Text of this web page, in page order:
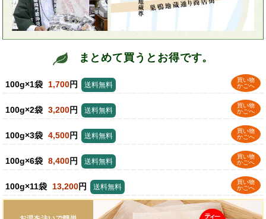
まとめて買うとお得です。
100g×1袋 1,700円
買い物
かごへ
送料無料
100g×2袋 3,200円
買い物
かごへ
送料無料
100g×3袋 4,500円
買い物
かごへ
送料無料
100g×6袋 8,400円
買い物
かごへ
送料無料
100g×11袋 13,200円
買い物
かごへ
送料無料